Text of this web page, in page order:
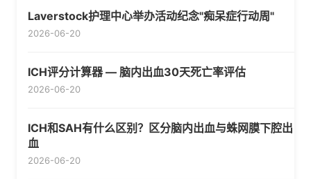
Laverstock护理中心举办活动纪念"痴呆症行动周"
2026-06-20
ICH评分计算器 — 脑内出血30天死亡率评估
2026-06-20
ICH和SAH有什么区别？区分脑内出血与蛛网膜下腔出
血
2026-06-20